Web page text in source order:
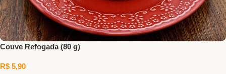
Couve Refogada (80 g)
R$ 5,90